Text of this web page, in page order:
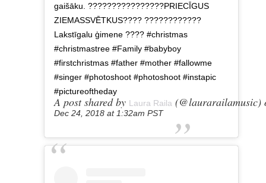
gaišāku. ????????????????PRIECĪGUS
ZIEMASSVĒTKUS???? ????????????
Lakstīgalu ģimene ???? #christmas
#christmastree #Family #babyboy
#firstchristmas #father #mother #fallowme
#singer #photoshoot #photoshoot #instapic
#pictureoftheday
A post shared by Laura Raila (@laurarailamusic)
Dec 24, 2018 at 1:32am PST